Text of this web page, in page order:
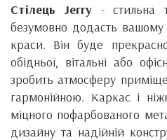
Стілець Jerry- стильна
безумовно додасть вашому
краси. Вінбуде
обідньої, вітальні або
зробить атмосферу
гармонійною. Каркас і
міцного пофарбованого
дизайну та надійній